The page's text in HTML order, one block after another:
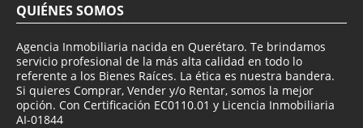
QUIÉNES SOMOS
Agencia Inmobiliaria nacida en Querétaro. Te brindamos
servicio profesional de la más alta calidad en todo lo
referente a los Bienes Raíces. La ética es nuestra bandera.
Si quieres Comprar, Vender y/o Rentar, somos la mejor
opción. Con Certificación EC0110.01 y Licencia Inmobiliaria
AI-01844